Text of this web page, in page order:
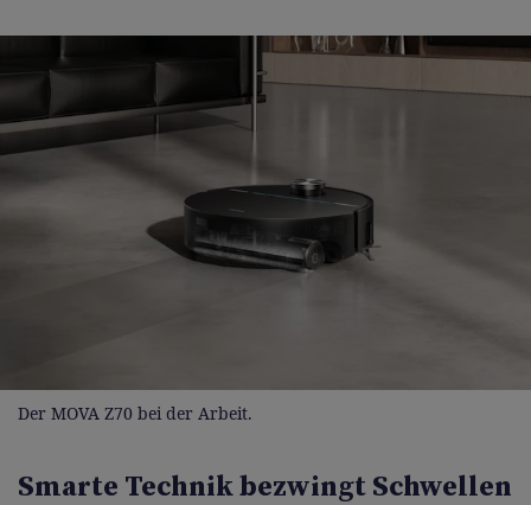
Der MOVA Z70 bei der Arbeit.
Smarte Technik bezwingt Schwellen